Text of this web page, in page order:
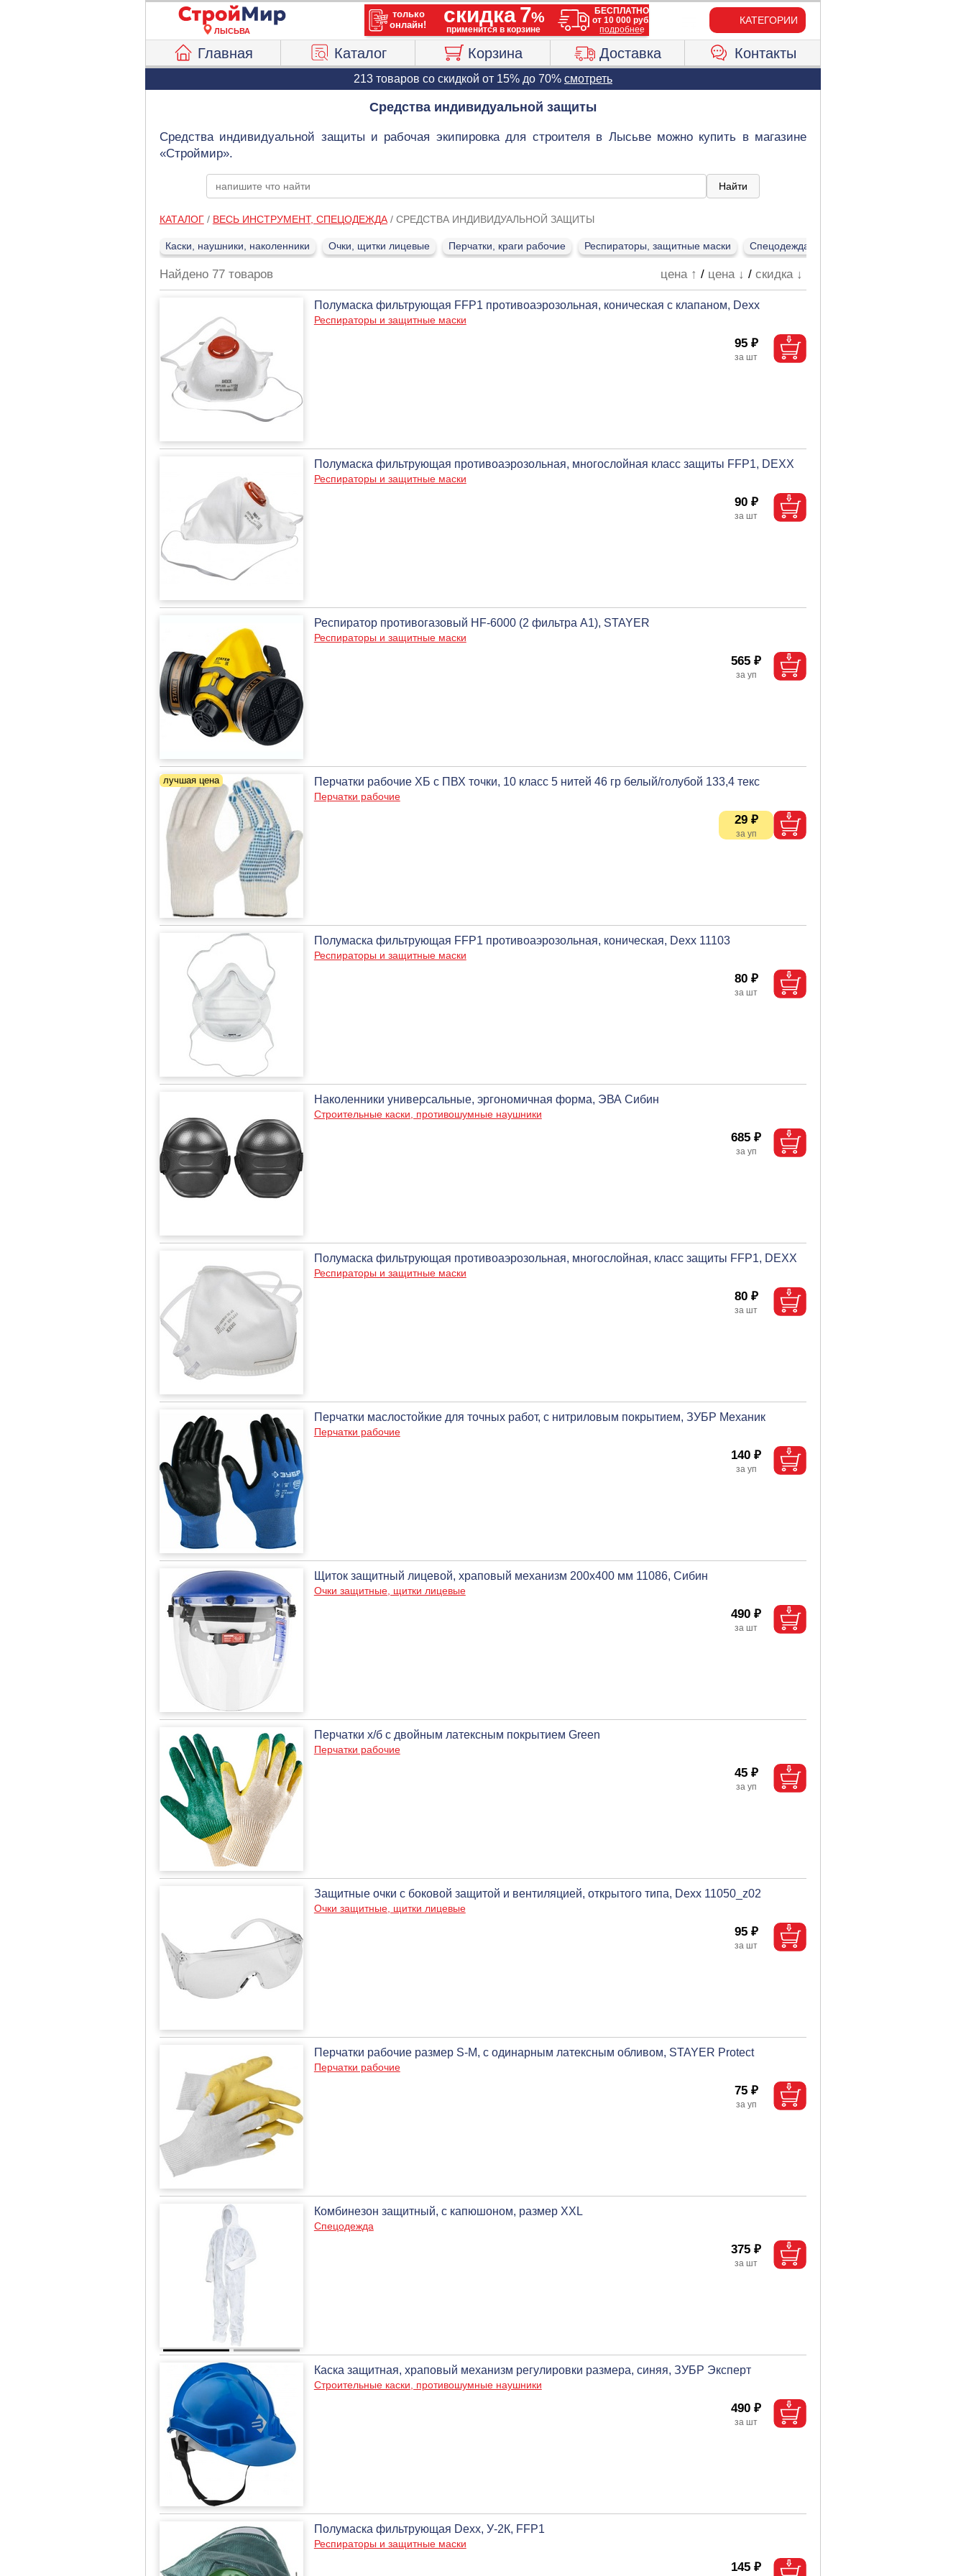
ЛЫСЬВА
КАТЕГОРИИ
Главная Каталог Корзина Доставка Контакты
213 товаров со скидкой от 15% до 70% смотреть
Средства индивидуальной защиты
Средства индивидуальной защиты и рабочая экипировка для строителя в Лысьве можно купить в магазине
«Строймир».
КАТАЛОГ/ ВЕСЬ ИНСТРУМЕНТ, СПЕЦОДЕЖДА/ СРЕДСТВА ИНДИВИДУАЛЬНОЙ ЗАЩИТЫ
Каски, наушники, наколенники Очки, щитки лицевые Перчатки, краги рабочие Респираторы, защитные маски Спецодежда
Найдено 77 товаров цена ↑ / цена ↓ /скидка ↓
Полумаска фильтрующая FFP1 противоаэрозольная, коническая с клапаном, Dexx
Респираторы и защитные маски
95 ₽
Полумаска фильтрующая противоаэрозольная, многослойная класс защиты FFP1, DEXX
Респираторы и защитные маски
90 ₽
Респиратор противогазовый HF-6000 (2 фильтра А1), STAYER
Респираторы и защитные маски
565 ₽
Перчатки рабочие ХБ с ПВХ точки, 10 класс 5 нитей 46 гр белый/голубой 133,4 текс
Перчатки рабочие
29 ₽
Полумаска фильтрующая FFP1 противоаэрозольная, коническая, Dexx 11103
Респираторы и защитные маски
80 ₽
Наколенники универсальные, эргономичная форма, ЭВА Сибин
Строительные каски, противошумные наушники
685 ₽
Полумаска фильтрующая противоаэрозольная, многослойная, класс защиты FFP1, DEXX
Респираторы и защитные маски
80 ₽
Перчатки маслостойкие для точных работ, с нитриловым покрытием, ЗУБР Механик
Перчатки рабочие
140 ₽
Щиток защитный лицевой, храповый механизм 200х400 мм 11086, Сибин
Очки защитные, щитки лицевые
490 ₽
Перчатки х/б с двойным латексным покрытием Green
Перчатки рабочие
45 ₽
Защитные очки с боковой защитой и вентиляцией, открытого типа, Dexx 11050_z02
Очки защитные, щитки лицевые
95 ₽
Перчатки рабочие размер S-M, с одинарным латексным обливом, STAYER Protect
Перчатки рабочие
75 ₽
Комбинезон защитный, с капюшоном, размер XXL
Спецодежда
375 ₽
Каска защитная, храповый механизм регулировки размера, синяя, ЗУБР Эксперт
Строительные каски, противошумные наушники
490 ₽
Полумаска фильтрующая Dexx, У-2К, FFP1
Респираторы и защитные маски
145 ₽